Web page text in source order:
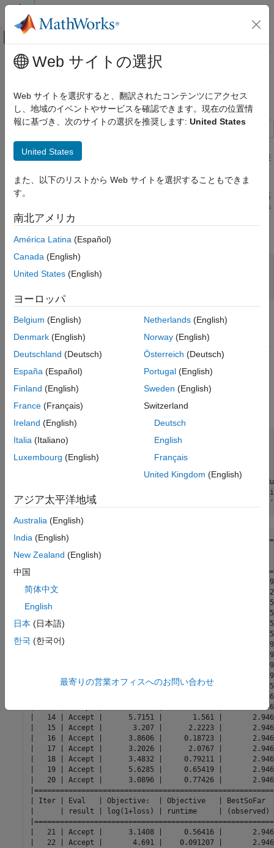
コンテンツへスキップ
オフキャンバス ナビゲーション メ
ドキュメンテーションのホーム
Statistics and Machine Learning Toolbox
回帰
メインコンテンツ
ブースティング回帰アンサンブル
回帰の最適化
この例では、ブースティング回帰アンサンブルのハイパーパラメ
ーターを最適化する方法を示します。最適化によりモデルの交差
問題は、自動車の加速度、エンジン排気量、馬力および重量に基
づいてガロンあたりの走行マイル数で燃費をモデル化することで
す。これらの予測子および他の予測子が含まれている
データを読み込みます。
X = [Acceleration Displacement Horsepower Weight];
LSBoostアルゴリズムと代理分岐を使用してアンサンブル回帰を
び学習率を変化させることにより、生成されたモデルを最適化し
ます。さらに、最適化で反復ごとに交差検証を再分割できるよう
にします。
再現性を得るために、乱数シードを設定し、'expected-
improvement-plus'
の獲得関数を使用します。
rng( 'default'
'Method','LSBoost'
,templateTree('Surrogate','on'), ...
'NumLearningCycles'
'AcquisitionFunctionName'
'expected-improvement-plus'
| Iter | Eval   | Objective:  | Objective   | BestSoFar   |
|      | result | log(1+loss) | runtime     |
|    1 | Best   |      3.5219 |      3.5159 |
|    2 | Best   |      3.4752 |     0.48136 |
|    3 | Best   |      3.1575 |     0.33698 |
|    4 | Accept |      6.3076 |      0.2047 |
|    5 | Accept |      3.4449 |      1.6042 |
|    6 | Accept |      3.9806 |     0.10664 |
|    7 | Best   |       3.059 |    0.080904 |
|    8 | Accept |      3.1707 |    0.093933 |
|    9 | Accept |      3.0937 |    0.087195 |
|   10 | Accept |       3.196 |    0.099526 |
|   11 | Best   |      3.0495 |     0.10754 |
|   12 | Best   |       2.946 |     0.11126 |
|   13 | Accept |      3.2026 |      0.1114 |
|   14 | Accept |      5.7151 |       1.561 |
|   15 | Accept |       3.207 |      2.2223 |
|   16 | Accept |      3.8606 |     0.18723 |
|   17 | Accept |      3.2026 |      2.0767 |
|   18 | Accept |      3.4832 |     0.79211 |
|   19 | Accept |      5.6285 |     0.65419 |
|   20 | Accept |      3.0896 |     0.77426 |
| Iter | Eval   | Objective:  | Objective   | BestSoFar   |
|      | result | log(1+loss) | runtime     |
|   21 | Accept |      3.1408 |     0.56416 |
|   22 | Accept |       4.691 |    0.091207 |
Web サイトの選択
Web サイトを選択すると、翻訳されたコンテンツにアクセス
し、地域のイベントやサービスを確認できます。現在の位置情
報に基づき、次のサイトの選択を推奨します: United States
United States
また、以下のリストから Web サイトを選択することもできま
す。
南北アメリカ
América Latina (Español)
Canada (English)
United States (English)
ヨーロッパ
Belgium (English)
Denmark (English)
Deutschland (Deutsch)
España (Español)
Finland (English)
France (Français)
Ireland (English)
Italia (Italiano)
Luxembourg (English)
Netherlands(English)
Norway(English)
Österreich (Deutsch)
Portugal(English)
Sweden (English)
Switzerland
Deutsch
English
Français
United Kingdom (English)
アジア太平洋地域
Australia (English)
India (English)
New Zealand (English)
中国
简体中文
English
日本 (日本語)
한국 (한국어)
最寄りの営業オフィスへのお問い合わせ